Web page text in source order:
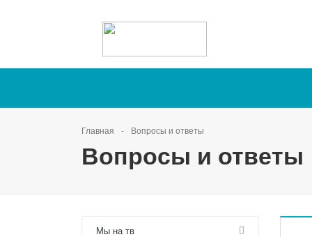
Главная Вопросы и ответы
Вопросы и ответы
Мы на тв